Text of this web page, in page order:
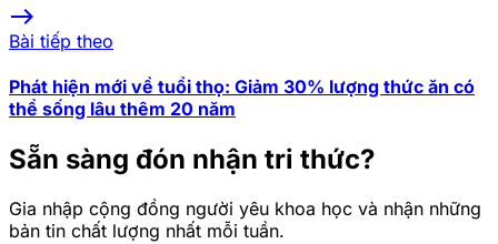
east
Bài tiếp theo
Phát hiện mới về tuổi thọ: Giảm 30% lượng thức ăn có
thể sống lâu thêm 20 năm
Sẵn sàng đón nhận tri thức?
Gia nhập cộng đồng người yêu khoa học và nhận những
bản tin chất lượng nhất mỗi tuần.